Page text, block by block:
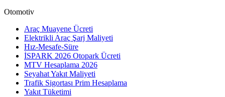
Otomotiv
Araç Muayene Ücreti
Elektrikli Araç Şarj Maliyeti
Hız-Mesafe-Süre
İSPARK 2026 Otopark Ücreti
MTV Hesaplama 2026
Seyahat Yakıt Maliyeti
Trafik Sigortası Prim Hesaplama
Yakıt Tüketimi